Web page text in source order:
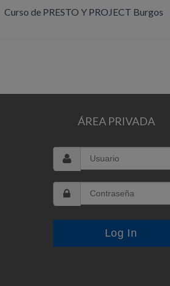
Curso de PRESTO Y PROJECT Burgos
ÁREA PRIVADA